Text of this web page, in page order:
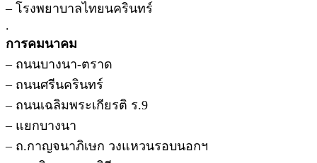
– โรงพยาบาลไทยนครินทร์
.
การคมนาคม
– ถนนบางนา-ตราด
– ถนนศรีนครินทร์
– ถนนเฉลิมพระเกียรติ ร.9
– แยกบางนา
– ถ.กาญจนาภิเษก วงแหวนรอบนอกฯ